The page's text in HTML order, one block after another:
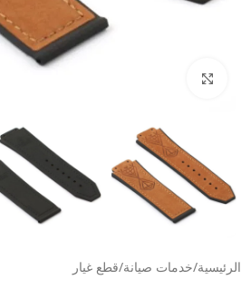
الرئيسية/خدمات صيانة/قطع غيار